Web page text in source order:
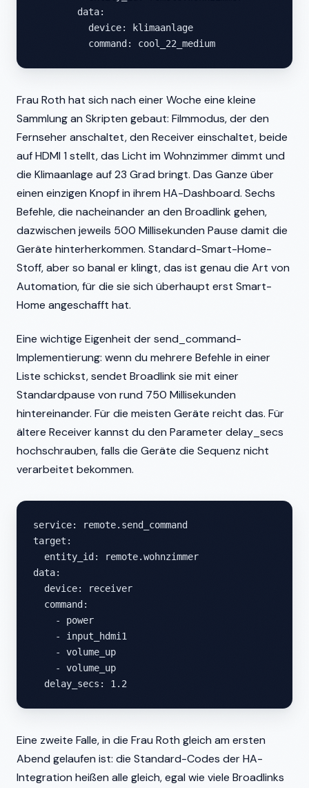
        data:
          device: klimaanlage
          command: cool_22_medium
Frau Roth hat sich nach einer Woche eine kleine
Sammlung an Skripten gebaut: Filmmodus, der den
Fernseher anschaltet, den Receiver einschaltet, beide
auf HDMI 1 stellt, das Licht im Wohnzimmer dimmt und
die Klimaanlage auf 23 Grad bringt. Das Ganze über
einen einzigen Knopf in ihrem HA-Dashboard. Sechs
Befehle, die nacheinander an den Broadlink gehen,
dazwischen jeweils 500 Millisekunden Pause damit die
Geräte hinterherkommen. Standard-Smart-Home-
Stoff, aber so banal er klingt, das ist genau die Art von
Automation, für die sie sich überhaupt erst Smart-
Home angeschafft hat.
Eine wichtige Eigenheit der send_command-
Implementierung: wenn du mehrere Befehle in einer
Liste schickst, sendet Broadlink sie mit einer
Standardpause von rund 750 Millisekunden
hintereinander. Für die meisten Geräte reicht das. Für
ältere Receiver kannst du den Parameter delay_secs
hochschrauben, falls die Geräte die Sequenz nicht
verarbeitet bekommen.
service: remote.send_command
target:
  entity_id: remote.wohnzimmer
data:
  device: receiver
  command:
    - power
    - input_hdmi1
    - volume_up
    - volume_up
  delay_secs: 1.2
Eine zweite Falle, in die Frau Roth gleich am ersten
Abend gelaufen ist: die Standard-Codes der HA-
Integration heißen alle gleich, egal wie viele Broadlinks